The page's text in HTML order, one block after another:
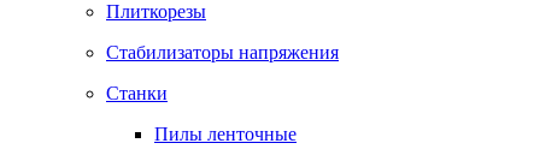
Плиткорезы
Стабилизаторы напряжения
Станки
Пилы ленточные